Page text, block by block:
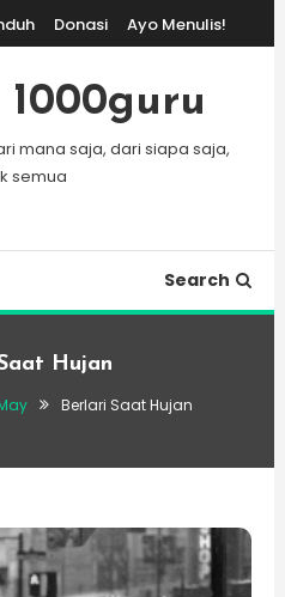
Donasi Ayo Menulis!
mana saja, dari siapa saja,
semua
Search
Hujan
Berlari Saat Hujan